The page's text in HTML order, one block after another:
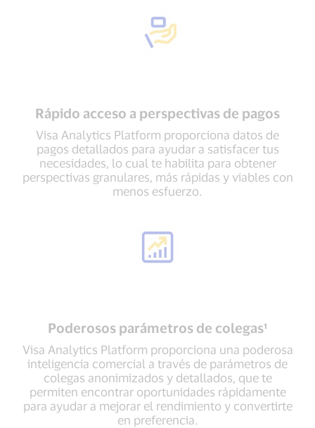
Rápido acceso a perspectivas de pagos
Visa Analytics Platform proporciona datos de
pagos detallados para ayudar a satisfacer tus
necesidades, lo cual te habilita para obtener
perspectivas granulares, más rápidas y viables con
menos esfuerzo.
Poderosos parámetros de colegas¹
Visa Analytics Platform proporciona una poderosa
inteligencia comercial a través de parámetros de
colegas anonimizados y detallados, que te
permiten encontrar oportunidades rápidamente
para ayudar a mejorar el rendimiento y convertirte
en preferencia.